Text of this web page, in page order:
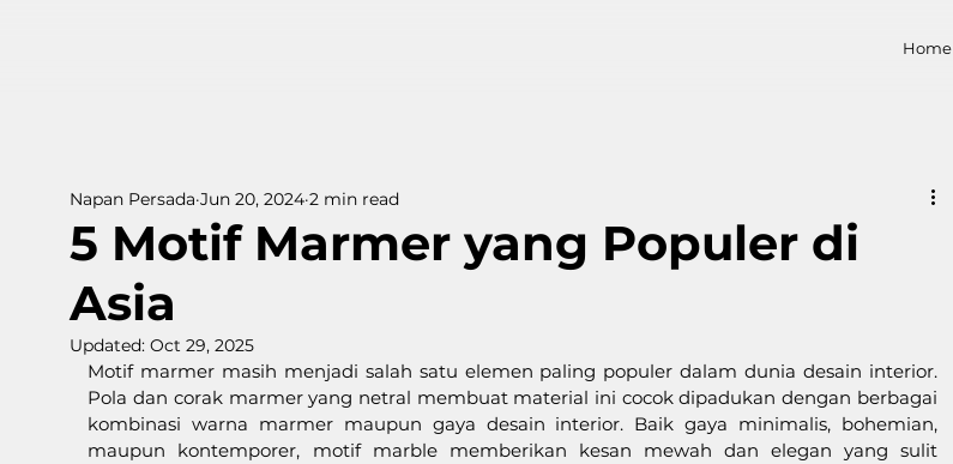
Home
5 Motif Marmer yang Populer di
Asia
Napan Persada Jun 20, 2024 2 min read
Updated: Oct 29, 2025
Motif marmer masih menjadi salah satu elemen paling populer dalam dunia desain interior.
Pola dan corak marmer yang netral membuat material ini cocok dipadukan dengan berbagai
kombinasi warna marmer maupun gaya desain interior. Baik gaya minimalis, bohemian,
maupun kontemporer, motif marble memberikan kesan mewah dan elegan yang sulit